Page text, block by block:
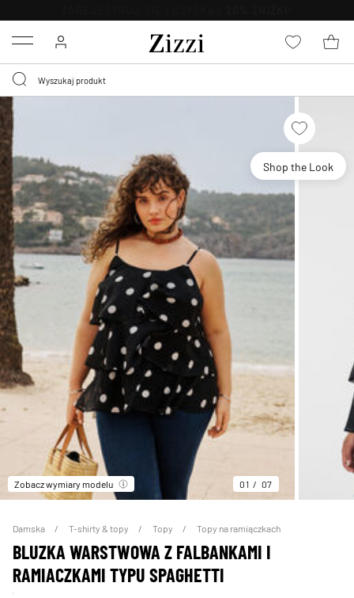
Menu
Shop the Look
Zobacz wymiary modelu 01 07
Damska T-shirty & topy Topy Topy na ramiączkach
BLUZKA WARSTWOWA Z FALBANKAMI I
RAMIACZKAMI TYPU SPAGHETTI